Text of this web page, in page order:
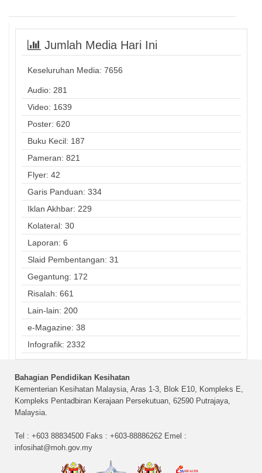
Jumlah Media Hari Ini
Keseluruhan Media: 7656
Audio: 281
Video: 1639
Poster: 620
Buku Kecil: 187
Pameran: 821
Flyer: 42
Garis Panduan: 334
Iklan Akhbar: 229
Kolateral: 30
Laporan: 6
Slaid Pembentangan: 31
Gegantung: 172
Risalah: 661
Lain-lain: 200
e-Magazine: 38
Infografik: 2332
Bahagian Pendidikan Kesihatan
Kementerian Kesihatan Malaysia, Aras 1-3, Blok E10, Kompleks E,
Kompleks Pentadbiran Kerajaan Persekutuan, 62590 Putrajaya,
Malaysia.
Tel : +603 88834500 Faks : +603-88886262 Emel :
infosihat@moh.gov.my